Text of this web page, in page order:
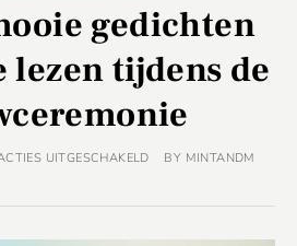
gedichten
lezen tijdens de
UITGESCHAKELD BY MINTANDM